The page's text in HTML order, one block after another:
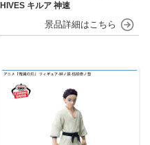
HIVES キルア 神速